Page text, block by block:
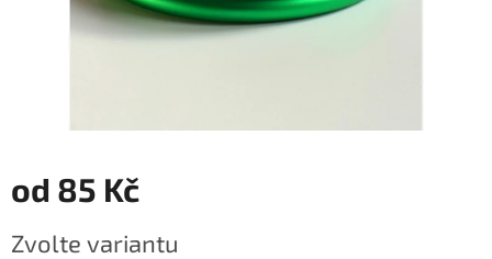
od 85 Kč
cena:
Zvolte variantu